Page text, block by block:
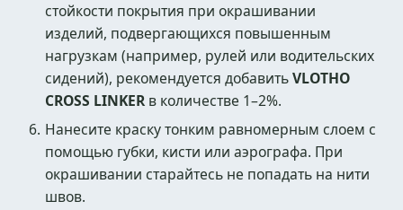
стойкости покрытия при окрашивании
изделий, подвергающихся повышенным
нагрузкам (например, рулей или водительских
сидений), рекомендуется добавитьVLOTHO
CROSS LINKER в количестве 1–2%.
Нанесите краску тонким равномерным слоем с
помощью губки, кисти или аэрографа. При
окрашивании старайтесь не попадать на нити
швов.